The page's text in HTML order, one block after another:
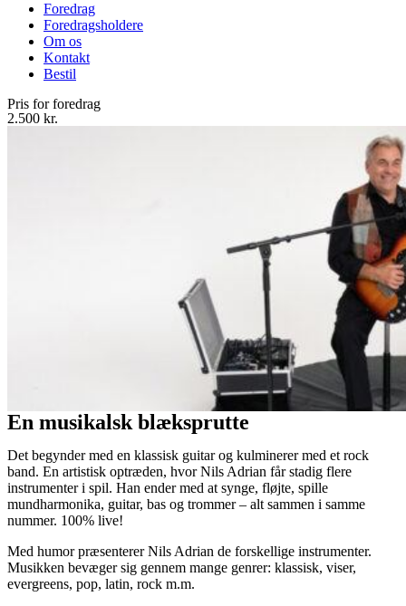
Foredrag
Foredragsholdere
Om os
Kontakt
Bestil
Pris for foredrag
2.500 kr.
En musikalsk blæksprutte
Det begynder med en klassisk guitar og kulminerer med et rock
band. En artistisk optræden, hvor Nils Adrian får stadig flere
instrumenter i spil. Han ender med at synge, fløjte, spille
mundharmonika, guitar, bas og trommer – alt sammen i samme
nummer. 100% live!
Med humor præsenterer Nils Adrian de forskellige instrumenter.
Musikken bevæger sig gennem mange genrer: klassisk, viser,
evergreens, pop, latin, rock m.m.